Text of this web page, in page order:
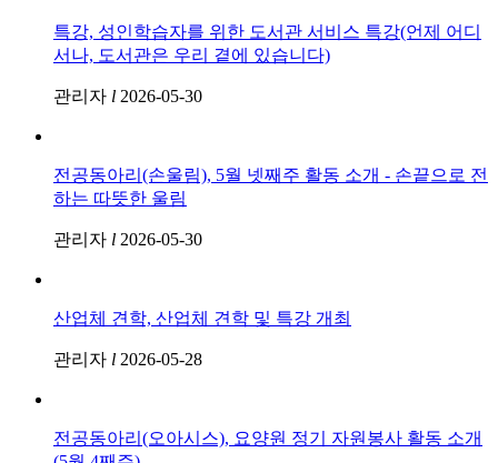
특강, 성인학습자를 위한 도서관 서비스 특강(언제 어디
서나, 도서관은 우리 곁에 있습니다)
관리자 l 2026-05-30
전공동아리(손울림), 5월 넷째주 활동 소개 - 손끝으로 전
하는 따뜻한 울림
관리자 l 2026-05-30
산업체 견학, 산업체 견학 및 특강 개최
관리자 l 2026-05-28
전공동아리(오아시스), 요양원 정기 자원봉사 활동 소개